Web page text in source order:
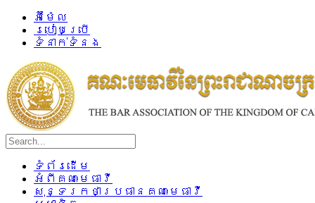
អ៊ីម៉ែល
របៀបប្រើ
ទំនាក់ទំនង
ទំព័រដើម
អំពីគណៈមេធាវី
សុន្ទរកថាប្រធានគណៈមេធាវី